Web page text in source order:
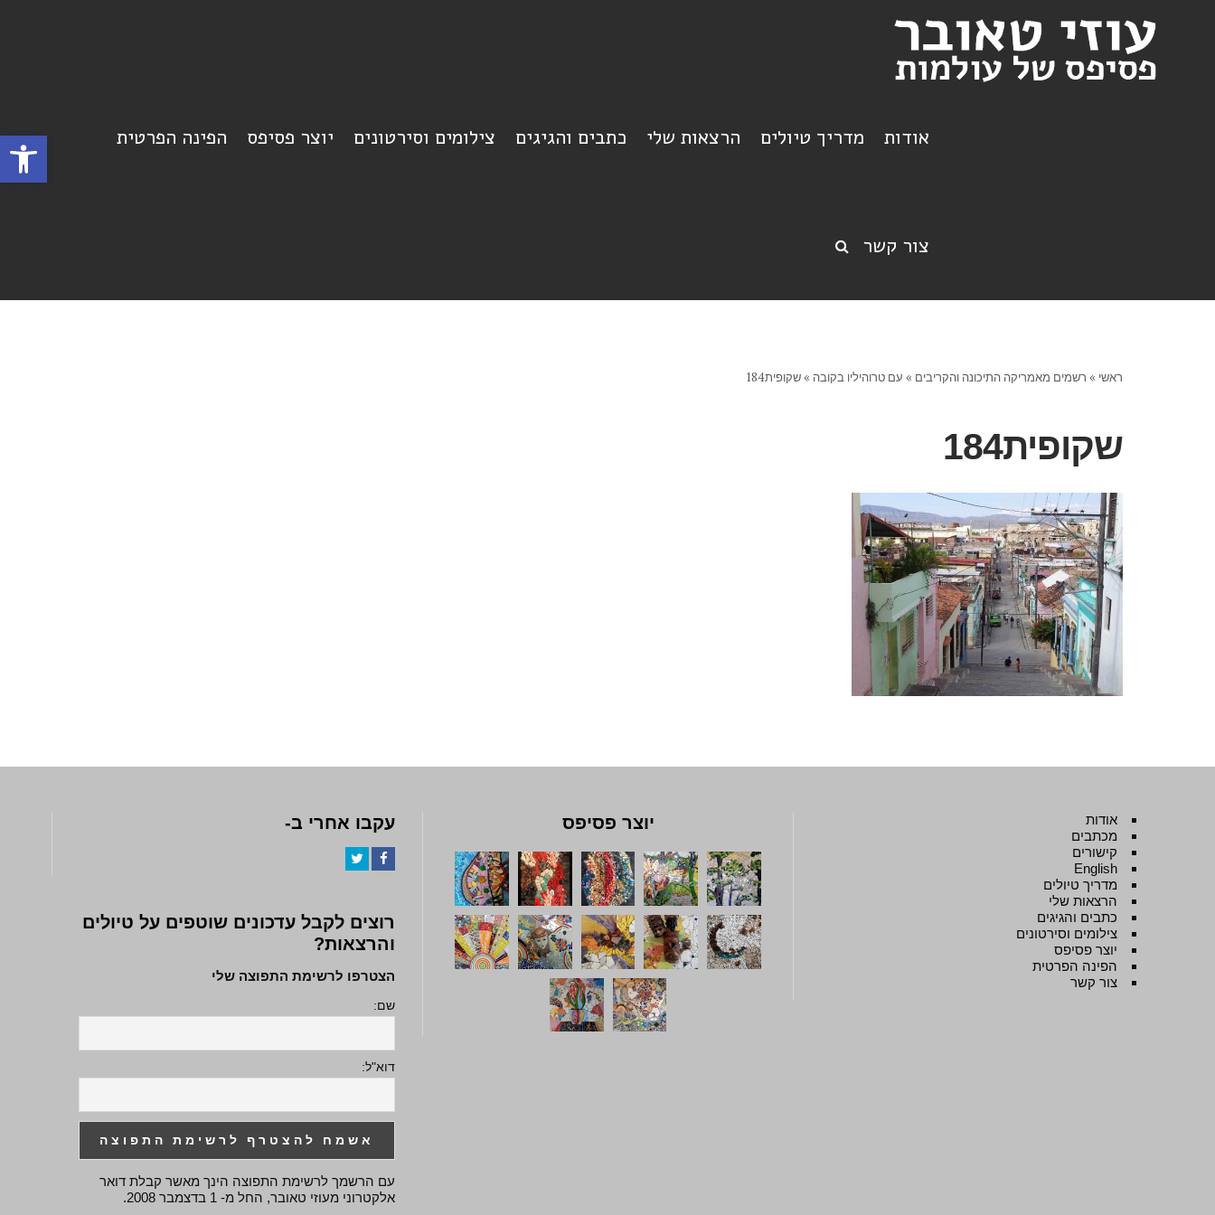
פתח אודות מדריך טיולים הרצאות שלי כתבים והגיגים צילומים וסירטונים יוצר פסיפס הפינה הפרטית
צור קשר
ראשי » רשמים מאמריקה התיכונה והקריבים » עם טרוהיליו בקובה »שקופית184
שקופית184
אודות
מכתבים
קישורים
English
מדריך טיולים
הרצאות שלי
כתבים והגיגים
צילומים וסירטונים
יוצר פסיפס
הפינה הפרטית
צור קשר
יוצר פסיפס עקבו אחרי ב-
רוצים לקבל עדכונים שוטפים על טיולים
והרצאות?
הצטרפו לרשימת התפוצה שלי
שם:
דוא"ל:
עם הרשמך לרשימת התפוצה הינך מאשר קבלת דואר
אלקטרוני מעוזי טאובר, החל מ- 1 בדצמבר 2008.